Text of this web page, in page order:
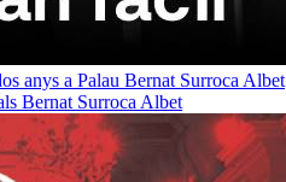
anys a Palau Bernat Surroca Albet
Bernat Surroca Albet